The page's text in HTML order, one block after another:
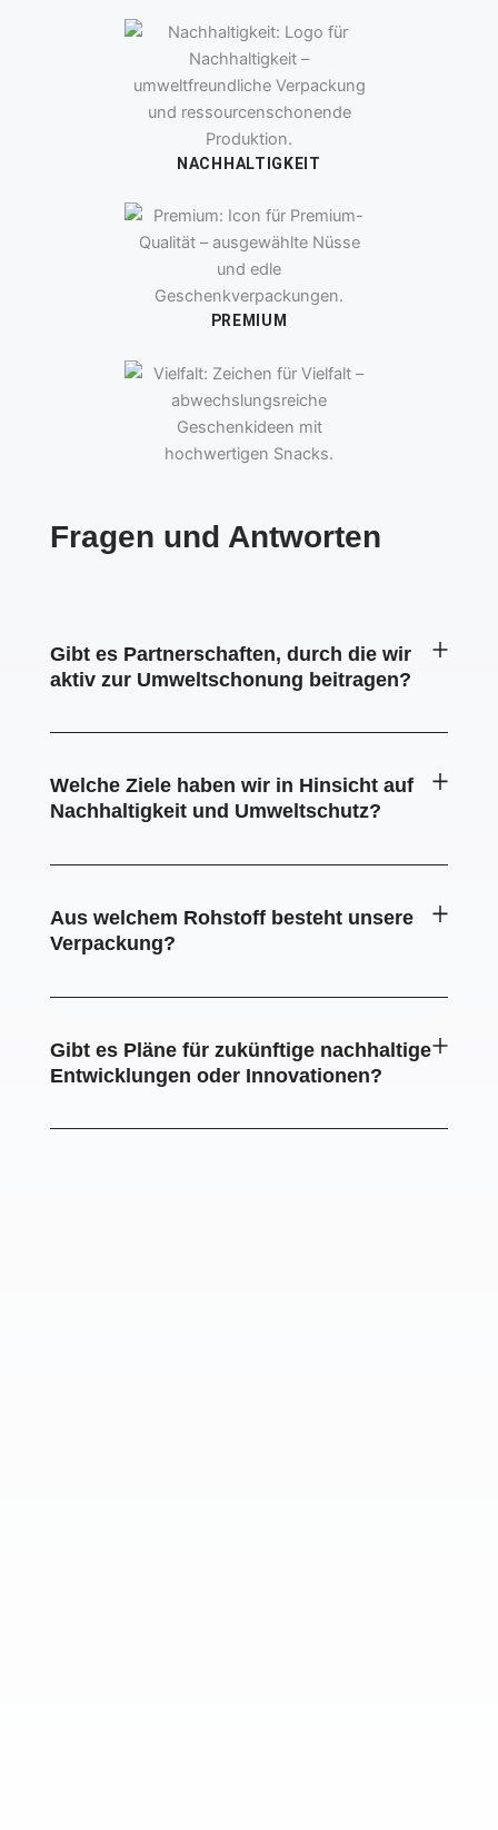
NACHHALTIGKEIT
PREMIUM
Fragen und Antworten
Gibt es Partnerschaften, durch die wir
aktiv zur Umweltschonung beitragen?
Welche Ziele haben wir in Hinsicht auf
Nachhaltigkeit und Umweltschutz?
Aus welchem Rohstoff besteht unsere
Verpackung?
Gibt es Pläne für zukünftige nachhaltige
Entwicklungen oder Innovationen?